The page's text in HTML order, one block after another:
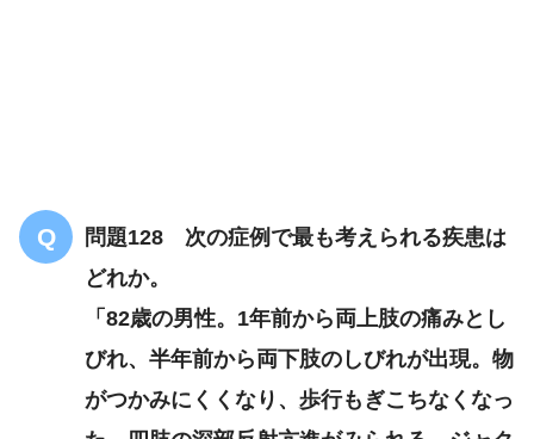
異常はない
問題128 次の症例で最も考えられる疾患は
どれか。
「82歳の男性。1年前から両上肢の痛みとし
びれ、半年前から両下肢のしびれが出現。物
がつかみにくくなり、歩行もぎこちなくなっ